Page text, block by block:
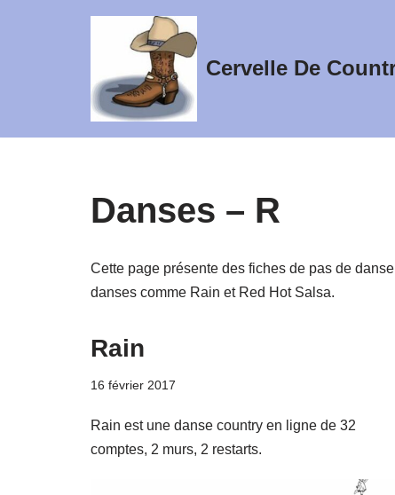
Cervelle De
Danses – R
Cette page présente des fiches de pas de
danses comme Rain et Red Hot Salsa.
Rain
16 février 2017
Rain est une danse country en ligne de 32
comptes, 2 murs, 2 restarts.